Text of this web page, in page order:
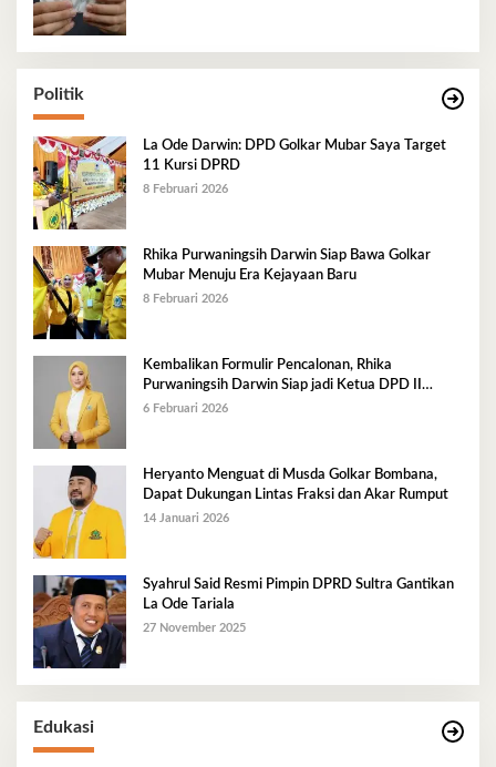
Politik
La Ode Darwin: DPD Golkar Mubar Saya Target
11 Kursi DPRD
8 Februari 2026
Rhika Purwaningsih Darwin Siap Bawa Golkar
Mubar Menuju Era Kejayaan Baru
8 Februari 2026
Kembalikan Formulir Pencalonan, Rhika
Purwaningsih Darwin Siap jadi Ketua DPD II
Golkar Mubar
6 Februari 2026
Heryanto Menguat di Musda Golkar Bombana,
Dapat Dukungan Lintas Fraksi dan Akar Rumput
14 Januari 2026
Syahrul Said Resmi Pimpin DPRD Sultra Gantikan
La Ode Tariala
27 November 2025
Edukasi